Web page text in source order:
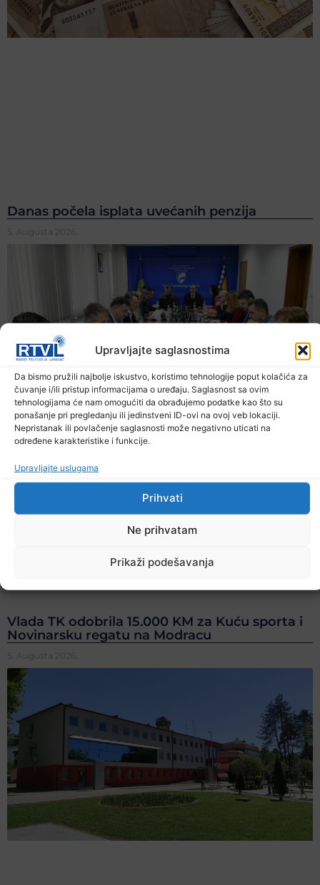
Upravljajte saglasnostima
Da bismo pružili najbolje iskustvo, koristimo tehnologije poput kolačića za
čuvanje i/ili pristup informacijama o uređaju. Saglasnost sa ovim
tehnologijama će nam omogućiti da obrađujemo podatke kao što su
ponašanje pri pregledanju ili jedinstveni ID-ovi na ovoj veb lokaciji.
Nepristanak ili povlačenje saglasnosti može negativno uticati na
određene karakteristike i funkcije.
Upravljajte uslugama
Prihvati
Ne prihvatam
Prikaži podešavanja
Danas počela isplata uvećanih penzija
5. Augusta 2026.
Vlada TK odobrila 15.000 KM za Kuću sporta i
Novinarsku regatu na Modracu
5. Augusta 2026.